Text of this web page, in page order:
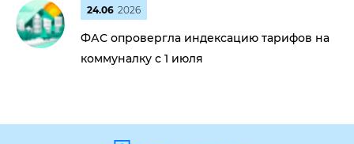
24.06 2026
ФАС опровергла индексацию тарифов на
коммуналку с 1 июля